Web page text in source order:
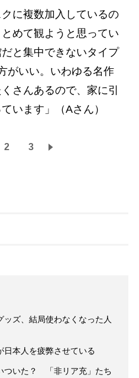
クに複数加入しているの
めて観ようと思ってい
と集中できないタイプ
がいい。いわゆる名作
さんあるので、家に引
います」（Aさん）
2 3
ッズ、結局使わなくなった人
日本人を疲弊させている
ついた？ 「非リア充」たち